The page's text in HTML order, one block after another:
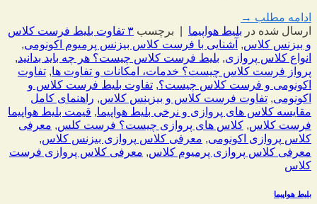
ادامه مطلب →
ارسال شده در بلیط هواپیما برچسب
۳ تفاوت بلیط فرست کلاس
و بیزنس کلاس, آشنایی با فرست کلاس بیزنس پرمیوم اکونومی,
انواع کلاس پروازی, بلیط فرست کلاس چیست؟ هر چه باید بدانید,
پرواز فرست کلاس چیست؟ خدمات، امکانات و تفاوت ها, تفاوت
اکونومی و فرست کلاس چیست؟, تفاوت بلیط فرست کلاس و
اکونومی, تفاوت فرست کلاس و بیزینس کلاس, راهنمای کامل
مقایسه کلاس های پروازی و نرخی بلیط هواپیما, قیمت بلیط هواپیما
فرست کلاس, کلاس های پروازی چیست؟ فرست کلس, معرفی
کلاس پروازی اکونومی, معرفی کلاس پروازی بیزنس کلاس,
معرفی کلاس پروازی پرمیوم کلاس, معرفی کلاس پروازی فرست
کلاس
بلیط هواپیما